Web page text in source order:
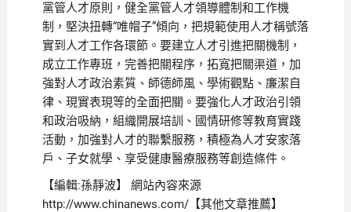
黨管人才原則，健全黨管人才領導體制和工作機
制，堅決扭轉“唯帽子”傾向，把規範使用人才稱號落
實到人才工作各環節。要建立人才引進把關機制，
成立工作專班，完善把關程序，拓寬把關渠道，加
強對人才政治素質、師德師風、學術觀點、廉潔自
律、現實表現等的全面把關。要強化人才政治引領
和政治吸納，組織開展培訓、國情研修等教育實踐
活動，加強對人才的聯繫服務，積極為人才安家落
戶、子女就學、享受健康醫療服務等創造條件。
【編輯:孫靜波】 網站內容來源
http://www.chinanews.com/【其他文章推薦】